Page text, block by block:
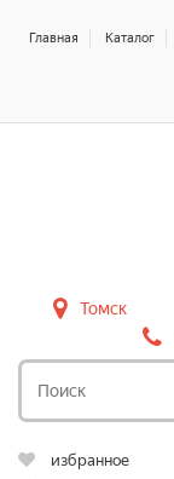
Главная Каталог
Томск
избранное